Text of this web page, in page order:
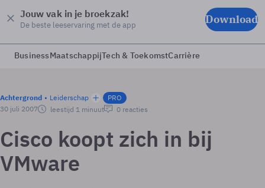
Jouw vak in je broekzak!
De beste leeservaring met de app Download
BusinessMaatschappijTech & ToekomstCarrière
Achtergrond Leiderschap
PRO
30 juli 2007
leestijd 1 minuut 0 reacties
Cisco koopt zich in bij
VMware